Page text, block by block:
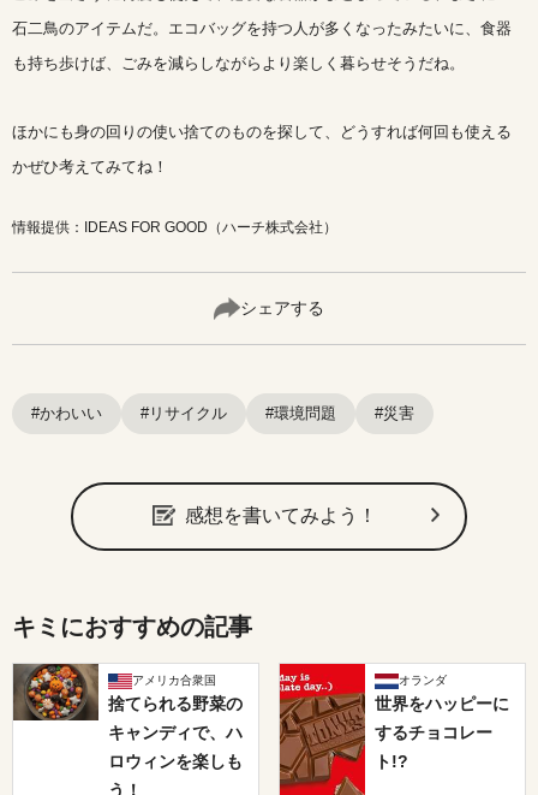
石二鳥のアイテムだ。エコバッグを持つ人が多くなったみたいに、食器
も持ち歩けば、ごみを減らしながらより楽しく暮らせそうだね。
ほかにも身の回りの使い捨てのものを探して、どうすれば何回も使える
かぜひ考えてみてね！
情報提供：IDEAS FOR GOOD（ハーチ株式会社）
シェアする
#かわいい #リサイクル #環境問題 #災害
感想を書いてみよう！
キミにおすすめの記事
アメリカ合衆国
捨てられる野菜の
キャンディで、ハ
ロウィンを楽しも
う！
オランダ
世界をハッピーに
するチョコレー
ト!?